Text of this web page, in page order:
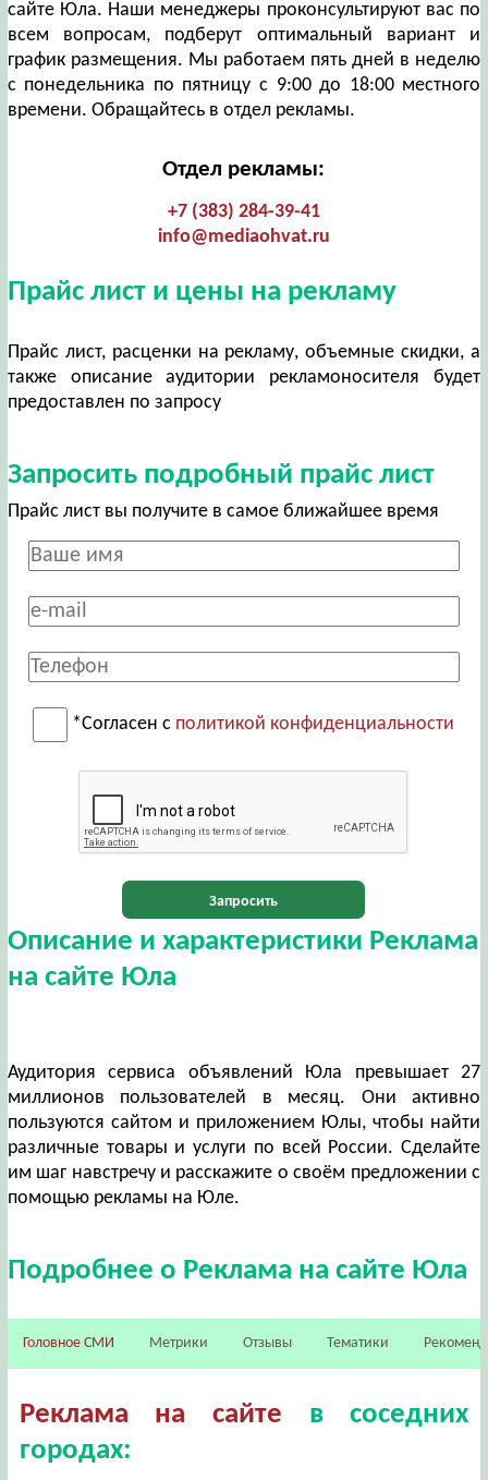
сайте Юла. Наши менеджеры проконсультируют вас по
всем вопросам, подберут оптимальный вариант и
график размещения. Мы работаем пять дней в неделю
с понедельника по пятницу с 9:00 до 18:00 местного
времени. Обращайтесь в отдел рекламы.
Отдел рекламы:
+7 (383) 284-39-41
info@mediaohvat.ru
Прайс лист и цены на рекламу
Прайс лист, расценки на рекламу, объемные скидки, а
также описание аудитории рекламоносителя будет
предоставлен по запросу
Запросить подробный прайс лист
Прайс лист вы получите в самое ближайшее время
*Согласен с политикой конфиденциальности
Запросить
Описание и характеристики Реклама
на сайте Юла
Аудитория сервиса объявлений Юла превышает 27
миллионов пользователей в месяц. Они активно
пользуются сайтом и приложением Юлы, чтобы найти
различные товары и услуги по всей России. Сделайте
им шаг навстречу и расскажите о своём предложении с
помощью рекламы на Юле.
Подробнее о Реклама на сайте Юла
Головное СМИ Метрики Отзывы Тематики
Реклама на сайте в соседних
городах: